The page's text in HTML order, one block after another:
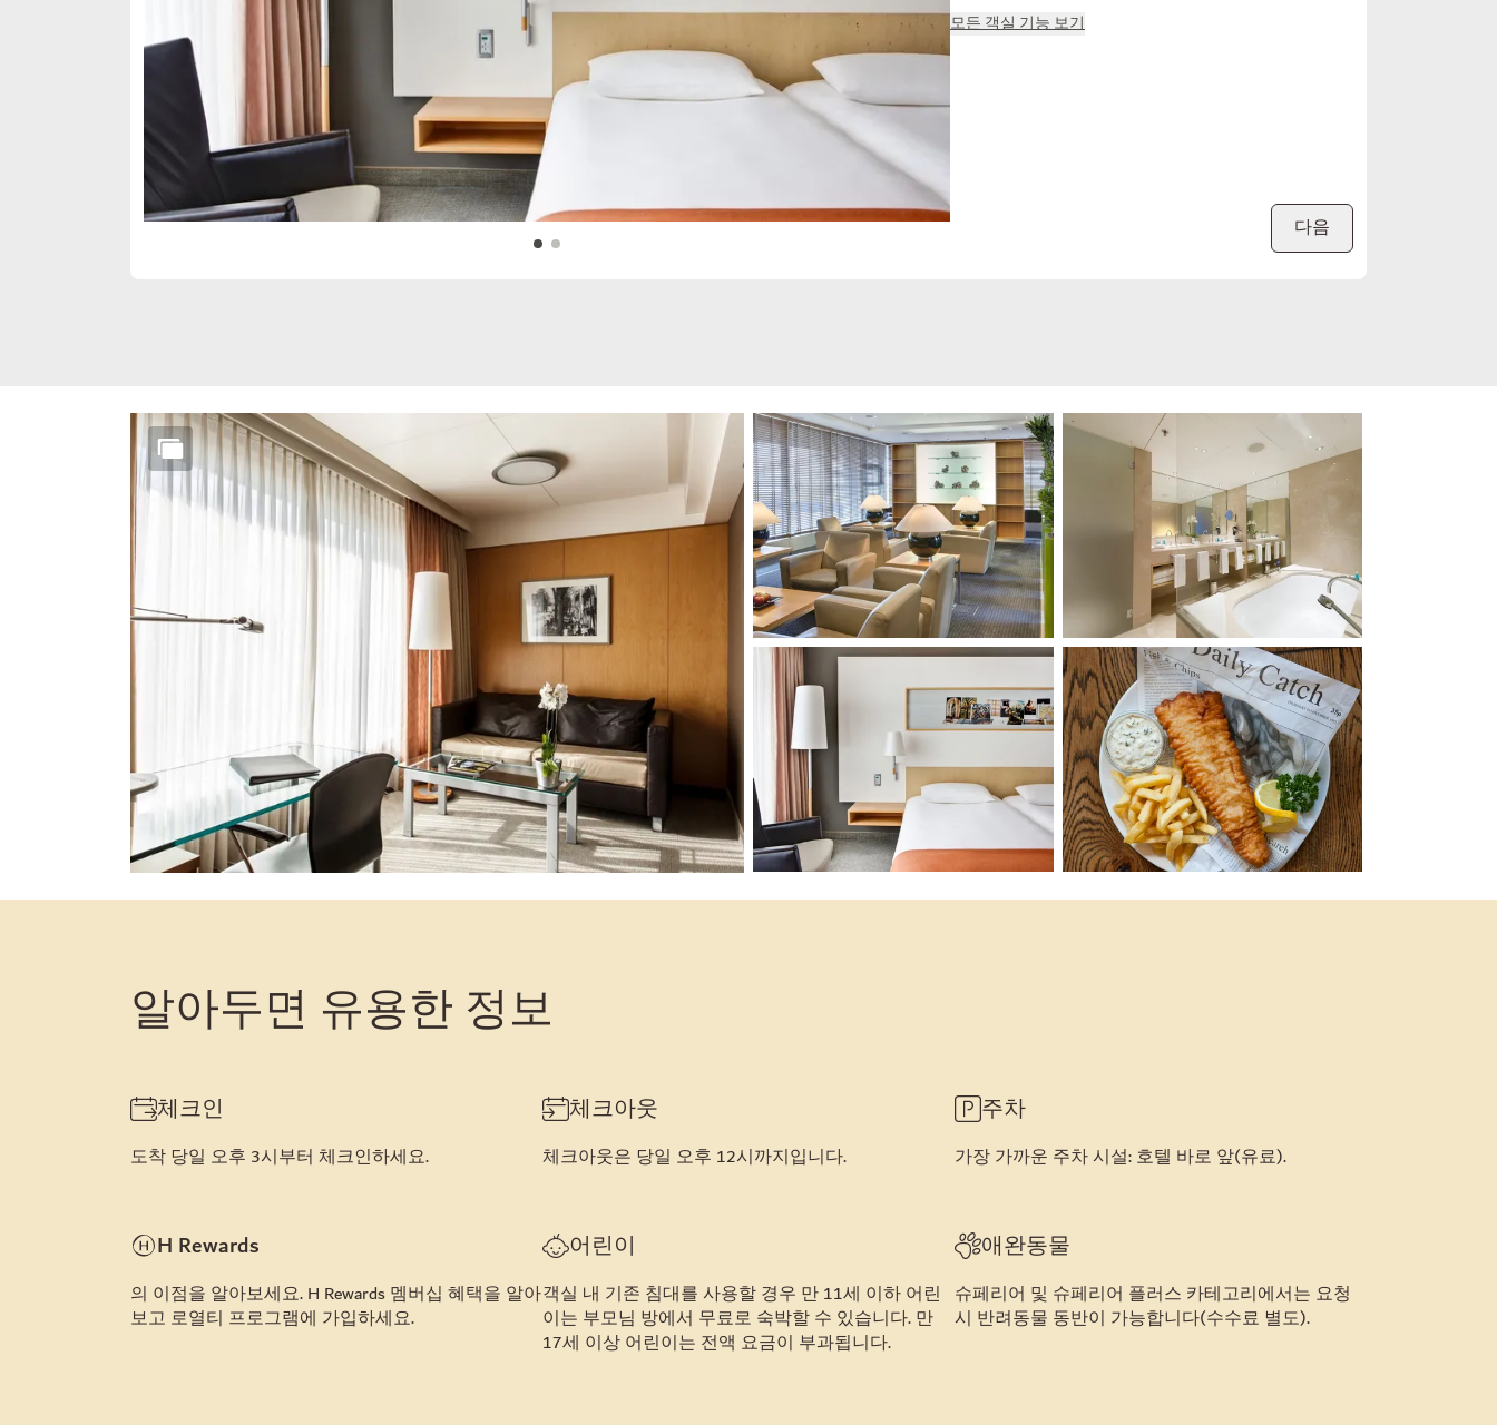
모든 객실 기능 보기
다음
알아두면 유용한 정보
체크인
도착 당일 오후 3시부터 체크인하세요.
체크아웃
체크아웃은 당일 오후 12시까지입니다.
주차
가장 가까운 주차 시설: 호텔 바로 앞(유료).
H Rewards
의 이점을 알아보세요. H Rewards 멤버십 혜택을 알아
보고 로열티 프로그램에 가입하세요.
어린이
객실 내 기존 침대를 사용할 경우 만 11세 이하 어린
이는 부모님 방에서 무료로 숙박할 수 있습니다. 만
17세 이상 어린이는 전액 요금이 부과됩니다.
애완동물
슈페리어 및 슈페리어 플러스 카테고리에서는 요청
시 반려동물 동반이 가능합니다(수수료 별도).